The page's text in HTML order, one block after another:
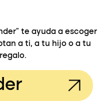
te ayuda a escoger
a ti, a tu hijo o a tu